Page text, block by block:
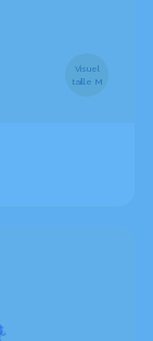
Visuel
taille M